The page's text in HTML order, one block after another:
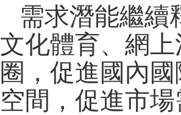
需求潛能繼續
文化體育、網
圈，促進國內
空間，促進市